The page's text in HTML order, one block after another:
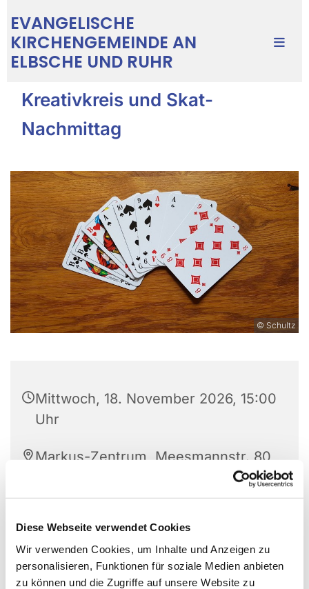
Diese Webseite verwendet Cookies
Wir verwenden Cookies, um Inhalte und Anzeigen zu
personalisieren, Funktionen für soziale Medien anbieten
zu können und die Zugriffe auf unsere Website zu
EVANGELISCHE
KIRCHENGEMEINDE AN
ELBSCHE UND RUHR
Kreativkreis und Skat-
Nachmittag
© Schultz
Mittwoch, 18. November 2026, 15:00
Uhr
Markus-Zentrum, Meesmannstr. 80,